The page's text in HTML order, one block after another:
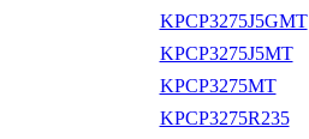
KPCP3275J5GMT
KPCP3275J5MT
KPCP3275MT
KPCP3275R235